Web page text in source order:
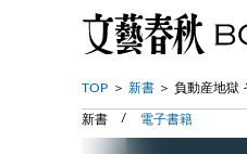
TOP 新書 負動産地獄
新書 電子書籍